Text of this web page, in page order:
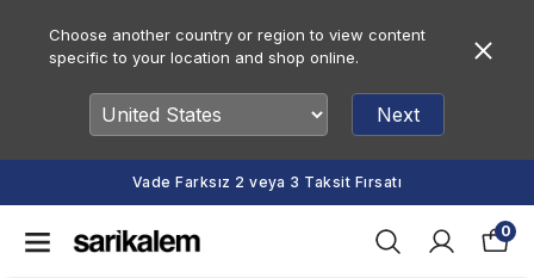
Choose another country or region to view content
specific to your location and shop online.
Next
Vade Farksız 2 veya 3 Taksit Fırsatı
0